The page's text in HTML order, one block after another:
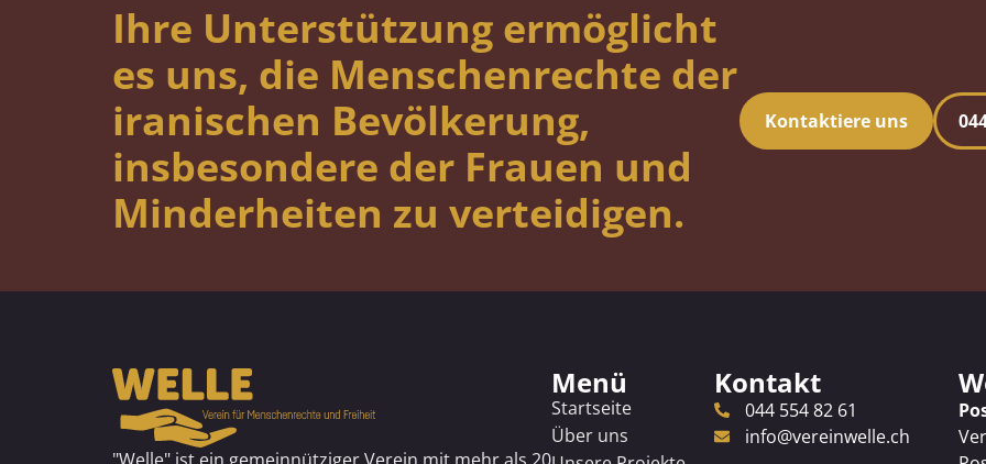
Ihre Unterstützung ermöglicht
es uns, die Menschenrechte der
iranischen Bevölkerung,
insbesondere der Frauen und
Minderheiten zu verteidigen.
Kontaktiere uns
Menü
Startseite
Über uns
Kontakt
044 554 82 61
info@vereinwelle.ch